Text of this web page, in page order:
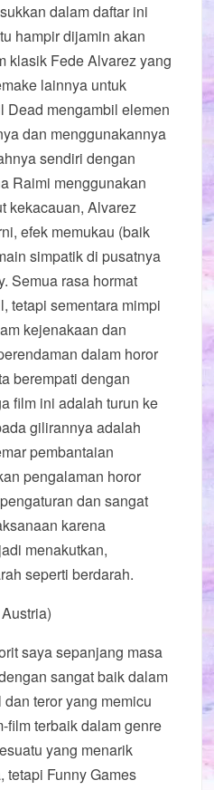
dalam daftar ini
hampir dijamin akan
klasik Fede Alvarez yang
lainnya untuk
Dead mengambil elemen
dan menggunakannya
sendiri dengan
Raimi menggunakan
kekacauan, Alvarez
efek memukau (baik
simpatik di pusatnya
Semua rasa hormat
tetapi sementara mimpi
kejenakaan dan
dalam horor
berempati dengan
film ini adalah turun ke
gilirannya adalah
pembantaian
pengalaman horor
dan sangat
karena
menakutkan,
seperti berdarah.
saya sepanjang masa
sangat baik dalam
teror yang memicu
film terbaik dalam genre
yang menarik
tetapi Funny Games